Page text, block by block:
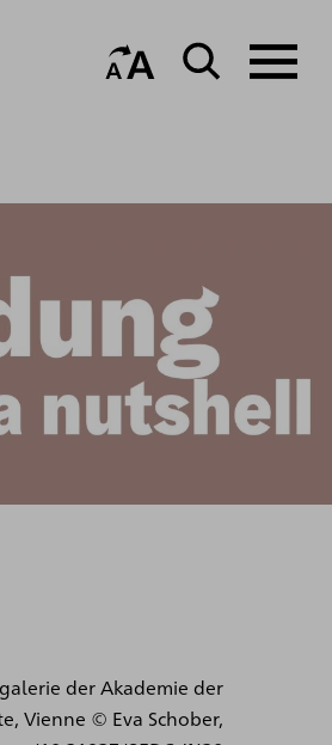
der Akademie der
Vienne © Eva Schober,